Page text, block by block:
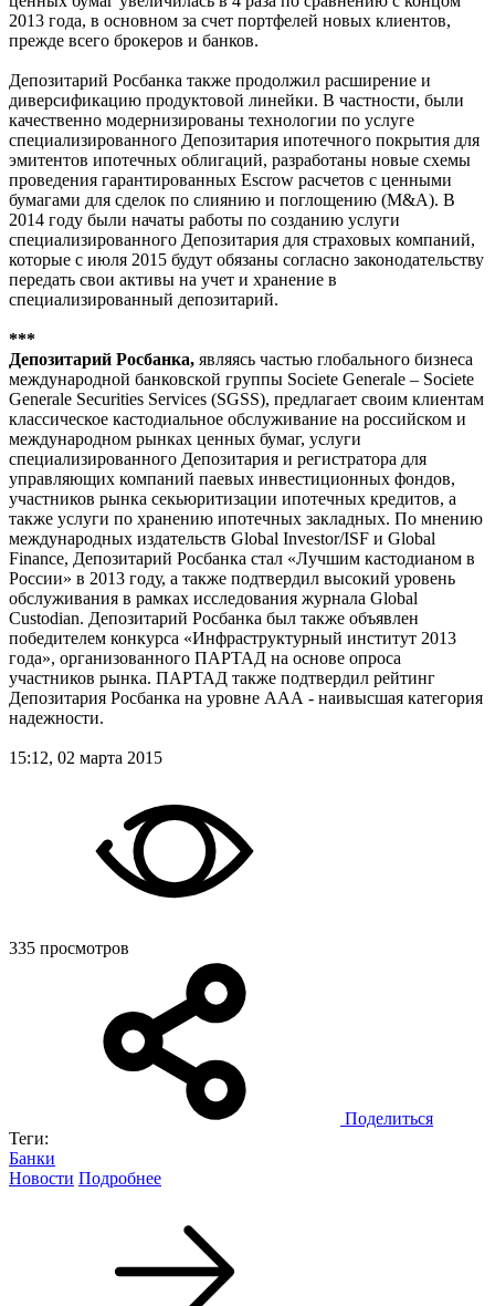
2013 года, в основном за счет портфелей новых клиентов,
прежде всего брокеров и банков.
Депозитарий Росбанка также продолжил расширение и
диверсификацию продуктовой линейки. В частности, были
качественно модернизированы технологии по услуге
специализированного Депозитария ипотечного покрытия для
эмитентов ипотечных облигаций, разработаны новые схемы
проведения гарантированных Escrow расчетов с ценными
бумагами для сделок по слиянию и поглощению (M&A). В
2014 году были начаты работы по созданию услуги
специализированного Депозитария для страховых компаний,
которые с июля 2015 будут обязаны согласно законодательству
передать свои активы на учет и хранение в
специализированный депозитарий.
***
Депозитарий Росбанка, являясь частью глобального бизнеса
международной банковской группы Societe Generale – Societe
Generale Securities Services (SGSS), предлагает своим клиентам
классическое кастодиальное обслуживание на российском и
международном рынках ценных бумаг, услуги
специализированного Депозитария и регистратора для
управляющих компаний паевых инвестиционных фондов,
участников рынка секьюритизации ипотечных кредитов, а
также услуги по хранению ипотечных закладных. По мнению
международных издательств Global Investor/ISF и Global
Finance, Депозитарий Росбанка стал «Лучшим кастодианом в
России» в 2013 году, а также подтвердил высокий уровень
обслуживания в рамках исследования журнала Global
Custodian. Депозитарий Росбанка был также объявлен
победителем конкурса «Инфраструктурный институт 2013
года», организованного ПАРТАД на основе опроса
участников рынка. ПАРТАД также подтвердил рейтинг
Депозитария Росбанка на уровне ААА - наивысшая категория
надежности.
15:12, 02 марта 2015
335 просмотров
Поделиться
Теги:
Банки
Новости Подробнее